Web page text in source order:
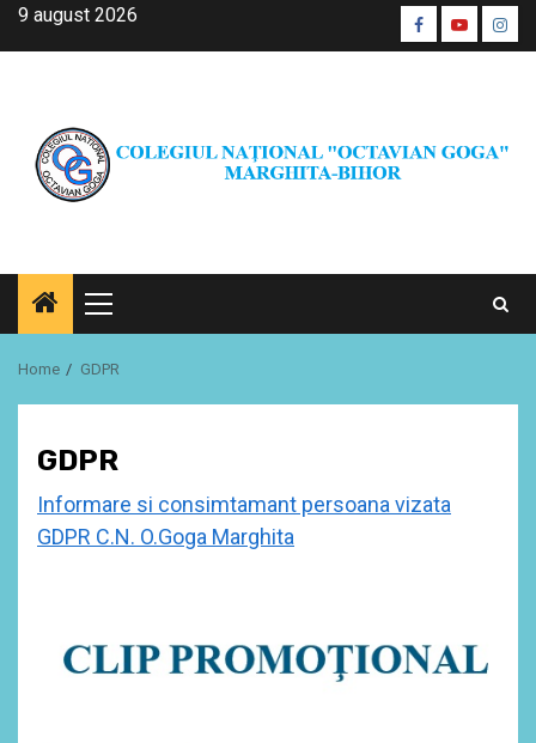
Skip9 august 2026 Facebook
Youtube
CŞE
Primary
Menu
Home GDPR
GDPR
Informare si consimtamant persoana vizata
GDPR C.N. O.Goga Marghita